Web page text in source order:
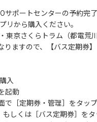
サポートセンターの予約完
リから購入ください。
東京さくらトラム（都電荒
りますので、【バス定期券
入
起動
で［定期券・管理］をタップ
もしくは［バス定期券］を